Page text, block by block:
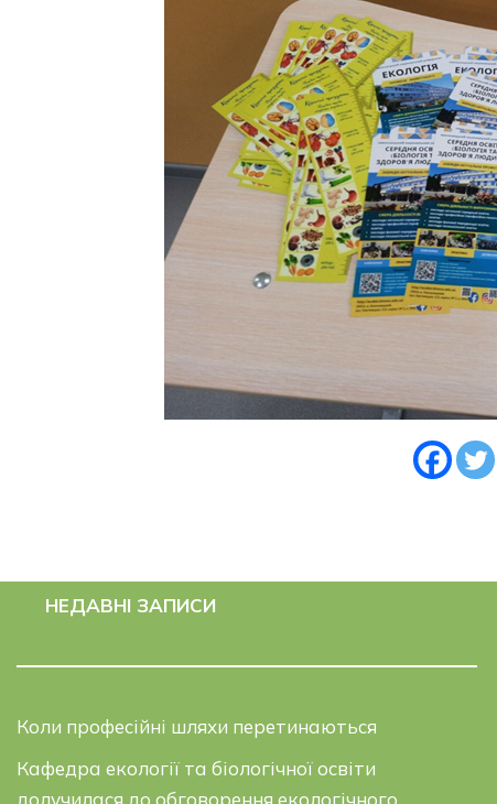
НЕДАВНІ ЗАПИСИ
Коли професійні шляхи перетинаються
Кафедра екології та біологічної освіти
долучилася до обговорення екологічного